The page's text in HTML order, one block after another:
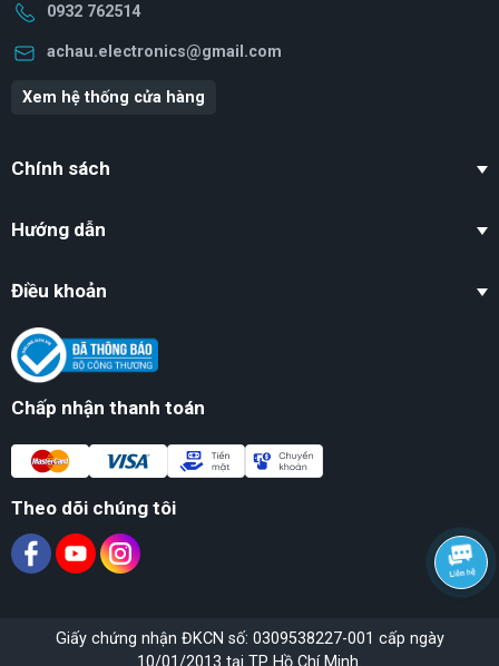
0932 762514
achau.electronics@gmail.com
Xem hệ thống cửa hàng
Chính sách
Hướng dẫn
Điều khoản
Chấp nhận thanh toán
Theo dõi chúng tôi
Giấy chứng nhận ĐKCN số: 0309538227-001 cấp ngày
10/01/2013 tại TP Hồ Chí Minh.